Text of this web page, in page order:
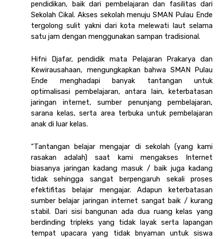
pendidikan, baik dari pembelajaran dan fasilitas dari
Sekolah Cikal. Akses sekolah menuju SMAN Pulau Ende
tergolong sulit yakni dari kota melewati laut selama
satu jam dengan menggunakan sampan tradisional.
Hifni Djafar, pendidik mata Pelajaran Prakarya dan
Kewirausahaan, mengungkapkan bahwa SMAN Pulau
Ende menghadapi banyak tantangan untuk
optimalisasi pembelajaran, antara lain, keterbatasan
jaringan internet, sumber penunjang pembelajaran,
sarana kelas, serta area terbuka untuk pembelajaran
anak di luar kelas.
“Tantangan belajar mengajar di sekolah (yang kami
rasakan adalah) saat kami mengakses Internet
biasanya jaringan kadang masuk / baik juga kadang
tidak sehingga sangat berpengaruh sekali proses
efektifitas belajar mengajar. Adapun keterbatasan
sumber belajar jaringan internet sangat baik / kurang
stabil. Dari sisi bangunan ada dua ruang kelas yang
berdinding tripleks yang tidak layak serta lapangan
tempat upacara yang tidak bnyaman untuk siswa